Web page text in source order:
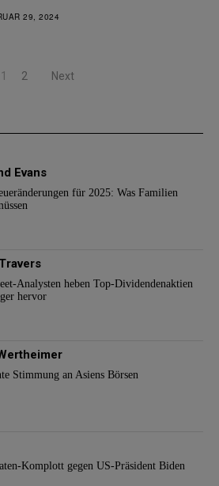
29, 2024
1 2 Next
Evans
für 2025: Was Familien
Analysten heben Top-Dividendenaktien
hervor
Stimmung an Asiens Börsen
Komplott gegen US-Präsident Biden